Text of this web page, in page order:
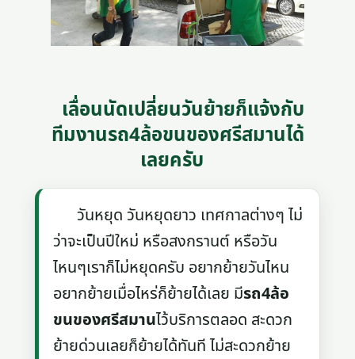
เลื่อนนัดเปลี่ยนวันย้ายก็แจ้งกับ
ทีมงานรถ4ล้อขนของศรีสมานได้
เลยครับ
วันหยุด วันหยุดยาว เทศกาลต่างๆ ไม่
ว่าจะเป็นปีใหม่ หรือสงกรานต์ หรือวัน
ไหนๆเราก็ไม่หยุดครับ อยากย้ายวันไหน
อยากย้ายเมื่อไหร่ก็ย้ายได้เลย มีรถ4ล้อ
ขนของศรีสมานไว้บริการตลอด สะดวก
ย้ายด่วนเลยก็ย้ายได้ทันที ไม่สะดวกย้าย